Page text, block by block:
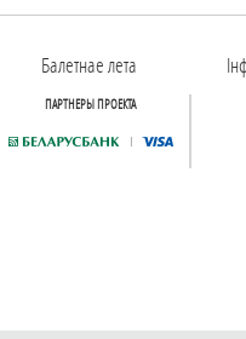
Балетнае лета
ПАРТНЕРЫ ПРОЕКТА